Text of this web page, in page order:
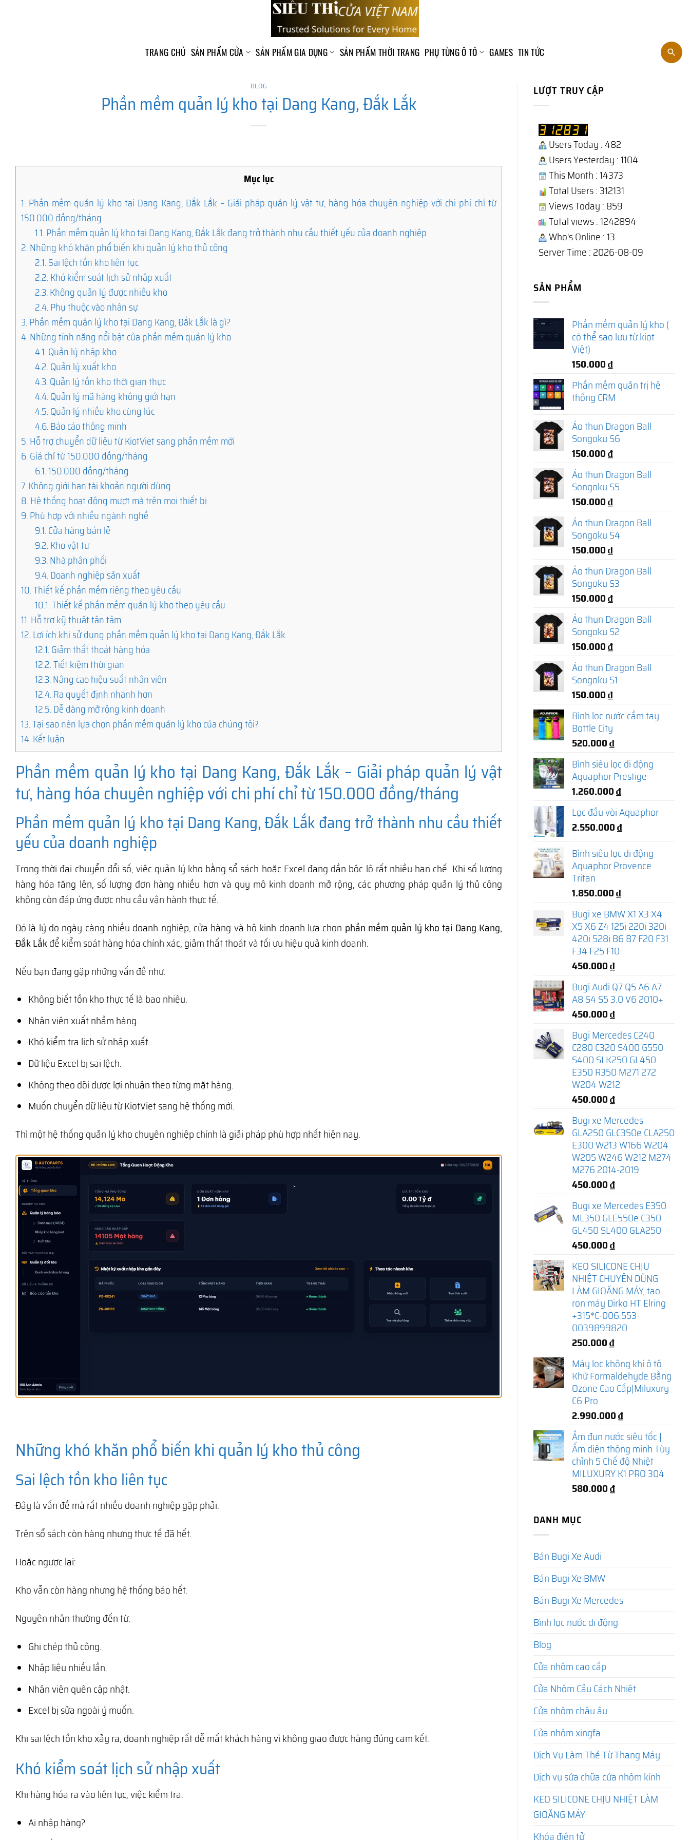
TRANG CHỦ SẢN PHẨM CỬA SẢN PHẨM GIA DỤNG SẢN PHẨM THỜI TRANG PHỤ TÙNG Ô TÔ GAMES TIN TỨC
BLOG
Phần mềm quản lý kho tại Dang Kang, Đắk Lắk
Mục lục
1. Phần mềm quản lý kho tại Dang Kang, Đắk Lắk – Giải pháp quản lý vật tư, hàng hóa chuyên nghiệp với chi phí chỉ từ
150.000 đồng/tháng
1.1.Phần mềm quản lý kho tại Dang Kang, Đắk Lắk đang trở thành nhu cầu thiết yếu của doanh nghiệp
2.Những khó khăn phổ biến khi quản lý kho thủ công
2.1.Sai lệch tồn kho liên tục
2.2.Khó kiểm soát lịch sử nhập xuất
2.3.Không quản lý được nhiều kho
2.4.Phụ thuộc vào nhân sự
3.Phần mềm quản lý kho tại Dang Kang, Đắk Lắk là gì?
4.Những tính năng nổi bật của phần mềm quản lý kho
4.1.Quản lý nhập kho
4.2.Quản lý xuất kho
4.3.Quản lý tồn kho thời gian thực
4.4.Quản lý mã hàng không giới hạn
4.5.Quản lý nhiều kho cùng lúc
4.6.Báo cáo thông minh
5.Hỗ trợ chuyển dữ liệu từ KiotViet sang phần mềm mới
6.Giá chỉ từ 150.000 đồng/tháng
6.1.150.000 đồng/tháng
7.Không giới hạn tài khoản người dùng
8.Hệ thống hoạt động mượt mà trên mọi thiết bị
9.Phù hợp với nhiều ngành nghề
9.1.Cửa hàng bán lẻ
9.2.Kho vật tư
9.3.Nhà phân phối
9.4.Doanh nghiệp sản xuất
10.Thiết kế phần mềm riêng theo yêu cầu
10.1.Thiết kế phần mềm quản lý kho theo yêu cầu
11.Hỗ trợ kỹ thuật tận tâm
12.Lợi ích khi sử dụng phần mềm quản lý kho tại Dang Kang, Đắk Lắk
12.1.Giảm thất thoát hàng hóa
12.2.Tiết kiệm thời gian
12.3.Nâng cao hiệu suất nhân viên
12.4.Ra quyết định nhanh hơn
12.5.Dễ dàng mở rộng kinh doanh
13.Tại sao nên lựa chọn phần mềm quản lý kho của chúng tôi?
14.Kết luận
Phần mềm quản lý kho tại Dang Kang, Đắk Lắk – Giải pháp quản lý vật
tư, hàng hóa chuyên nghiệp với chi phí chỉ từ 150.000 đồng/tháng
Phần mềm quản lý kho tại Dang Kang, Đắk Lắk đang trở thành nhu cầu thiết
yếu của doanh nghiệp
Trong thời đại chuyển đổi số, việc quản lý kho bằng sổ sách hoặc Excel đang dần bộc lộ rất nhiều hạn chế. Khi số lượng
hàng hóa tăng lên, số lượng đơn hàng nhiều hơn và quy mô kinh doanh mở rộng, các phương pháp quản lý thủ công
không còn đáp ứng được nhu cầu vận hành thực tế.
Đó là lý do ngày càng nhiều doanh nghiệp, cửa hàng và hộ kinh doanh lựa chọn phần mềm quản lý kho tại Dang Kang,
Đắk Lắkđể kiểm soát hàng hóa chính xác, giảm thất thoát và tối ưu hiệu quả kinh doanh.
Nếu bạn đang gặp những vấn đề như:
Không biết tồn kho thực tế là bao nhiêu.
Nhân viên xuất nhầm hàng.
Khó kiểm tra lịch sử nhập xuất.
Dữ liệu Excel bị sai lệch.
Không theo dõi được lợi nhuận theo từng mặt hàng.
Muốn chuyển dữ liệu từ KiotViet sang hệ thống mới.
Thì một hệ thống quản lý kho chuyên nghiệp chính là giải pháp phù hợp nhất hiện nay.
Những khó khăn phổ biến khi quản lý kho thủ công
Sai lệch tồn kho liên tục
Đây là vấn đề mà rất nhiều doanh nghiệp gặp phải.
Trên sổ sách còn hàng nhưng thực tế đã hết.
Hoặc ngược lại:
Kho vẫn còn hàng nhưng hệ thống báo hết.
Nguyên nhân thường đến từ:
Ghi chép thủ công.
Nhập liệu nhiều lần.
Nhân viên quên cập nhật.
Excel bị sửa ngoài ý muốn.
Khi sai lệch tồn kho xảy ra, doanh nghiệp rất dễ mất khách hàng vì không giao được hàng đúng cam kết.
Khó kiểm soát lịch sử nhập xuất
Khi hàng hóa ra vào liên tục, việc kiểm tra:
Ai nhập hàng?
LƯỢT TRUY CẬP
Users Today : 482
Users Yesterday : 1104
This Month : 14373
Total Users : 312131
Views Today : 859
Total views : 1242894
Who's Online : 13
Server Time : 2026-08-09
SẢN PHẨM
Phần mềm quản lý kho (
có thể sao lưu từ kiot
Việt)
150.000₫
Phần mềm quản trị hệ
thống CRM
Áo thun Dragon Ball
Songoku S6
150.000₫
Áo thun Dragon Ball
Songoku S5
150.000₫
Áo thun Dragon Ball
Songoku S4
150.000₫
Áo thun Dragon Ball
Songoku S3
150.000₫
Áo thun Dragon Ball
Songoku S2
150.000₫
Áo thun Dragon Ball
Songoku S1
150.000₫
Bình lọc nước cầm tay
Bottle City
520.000₫
Bình siêu lọc di động
Aquaphor Prestige
1.260.000₫
Lọc đầu vòi Aquaphor
2.550.000₫
Bình siêu lọc di động
Aquaphor Provence
Tritan
1.850.000₫
Bugi xe BMW X1 X3 X4
X5 X6 Z4 125i 220i 320i
420i 528i B6 B7 F20 F31
F34 F25 F10
450.000₫
Bugi Audi Q7 Q5 A6 A7
A8 S4 S5 3.0 V6 2010+
450.000₫
Bugi Mercedes C240
C280 C320 S400 G550
S400 SLK250 GL450
E350 R350 M271 272
W204 W212
450.000₫
Bugi xe Mercedes
GLA250 GLC350e CLA250
E300 W213 W166 W204
W205 W246 W212 M274
M276 2014-2019
450.000₫
Bugi xe Mercedes E350
ML350 GLE550e C350
GL450 SL400 GLA250
450.000₫
KEO SILICONE CHỊU
NHIỆT CHUYÊN DÙNG
LÀM GIOĂNG MÁY, tạo
ron máy Dirko HT Elring
+315*C-006.553-
0039899820
250.000₫
Máy lọc không khí ô tô
Khử Formaldehyde Bằng
Ozone Cao Cấp|Miluxury
C6 Pro
2.990.000₫
Ấm đun nước siêu tốc |
Ấm điện thông minh Tùy
chỉnh 5 Chế độ Nhiệt
MILUXURY K1 PRO 304
580.000₫
DANH MỤC
Bán Bugi Xe Audi
Bán Bugi Xe BMW
Bán Bugi Xe Mercedes
Bình lọc nước di động
Blog
Cửa nhôm cao cấp
Cửa Nhôm Cầu Cách Nhiệt
Cửa nhôm châu âu
Cửa nhôm xingfa
Dịch Vụ Làm Thẻ Từ Thang Máy
Dịch vụ sửa chữa cửa nhôm kính
KEO SILICONE CHỊU NHIỆT LÀM
GIOĂNG MÁY
Khóa điện tử